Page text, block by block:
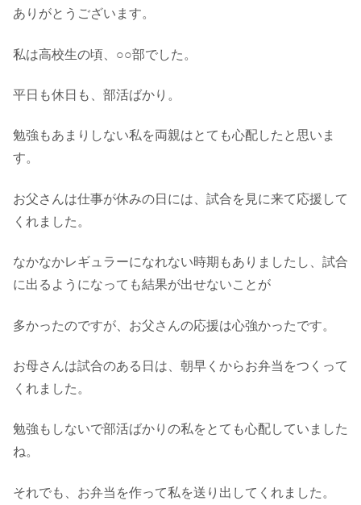
ありがとうございます。
私は高校生の頃、○○部でした。
平日も休日も、部活ばかり。
勉強もあまりしない私を両親はとても心配したと思いま
す。
お父さんは仕事が休みの日には、試合を見に来て応援して
くれました。
なかなかレギュラーになれない時期もありましたし、試合
に出るようになっても結果が出せないことが
多かったのですが、お父さんの応援は心強かったです。
お母さんは試合のある日は、朝早くからお弁当をつくって
くれました。
勉強もしないで部活ばかりの私をとても心配していました
ね。
それでも、お弁当を作って私を送り出してくれました。